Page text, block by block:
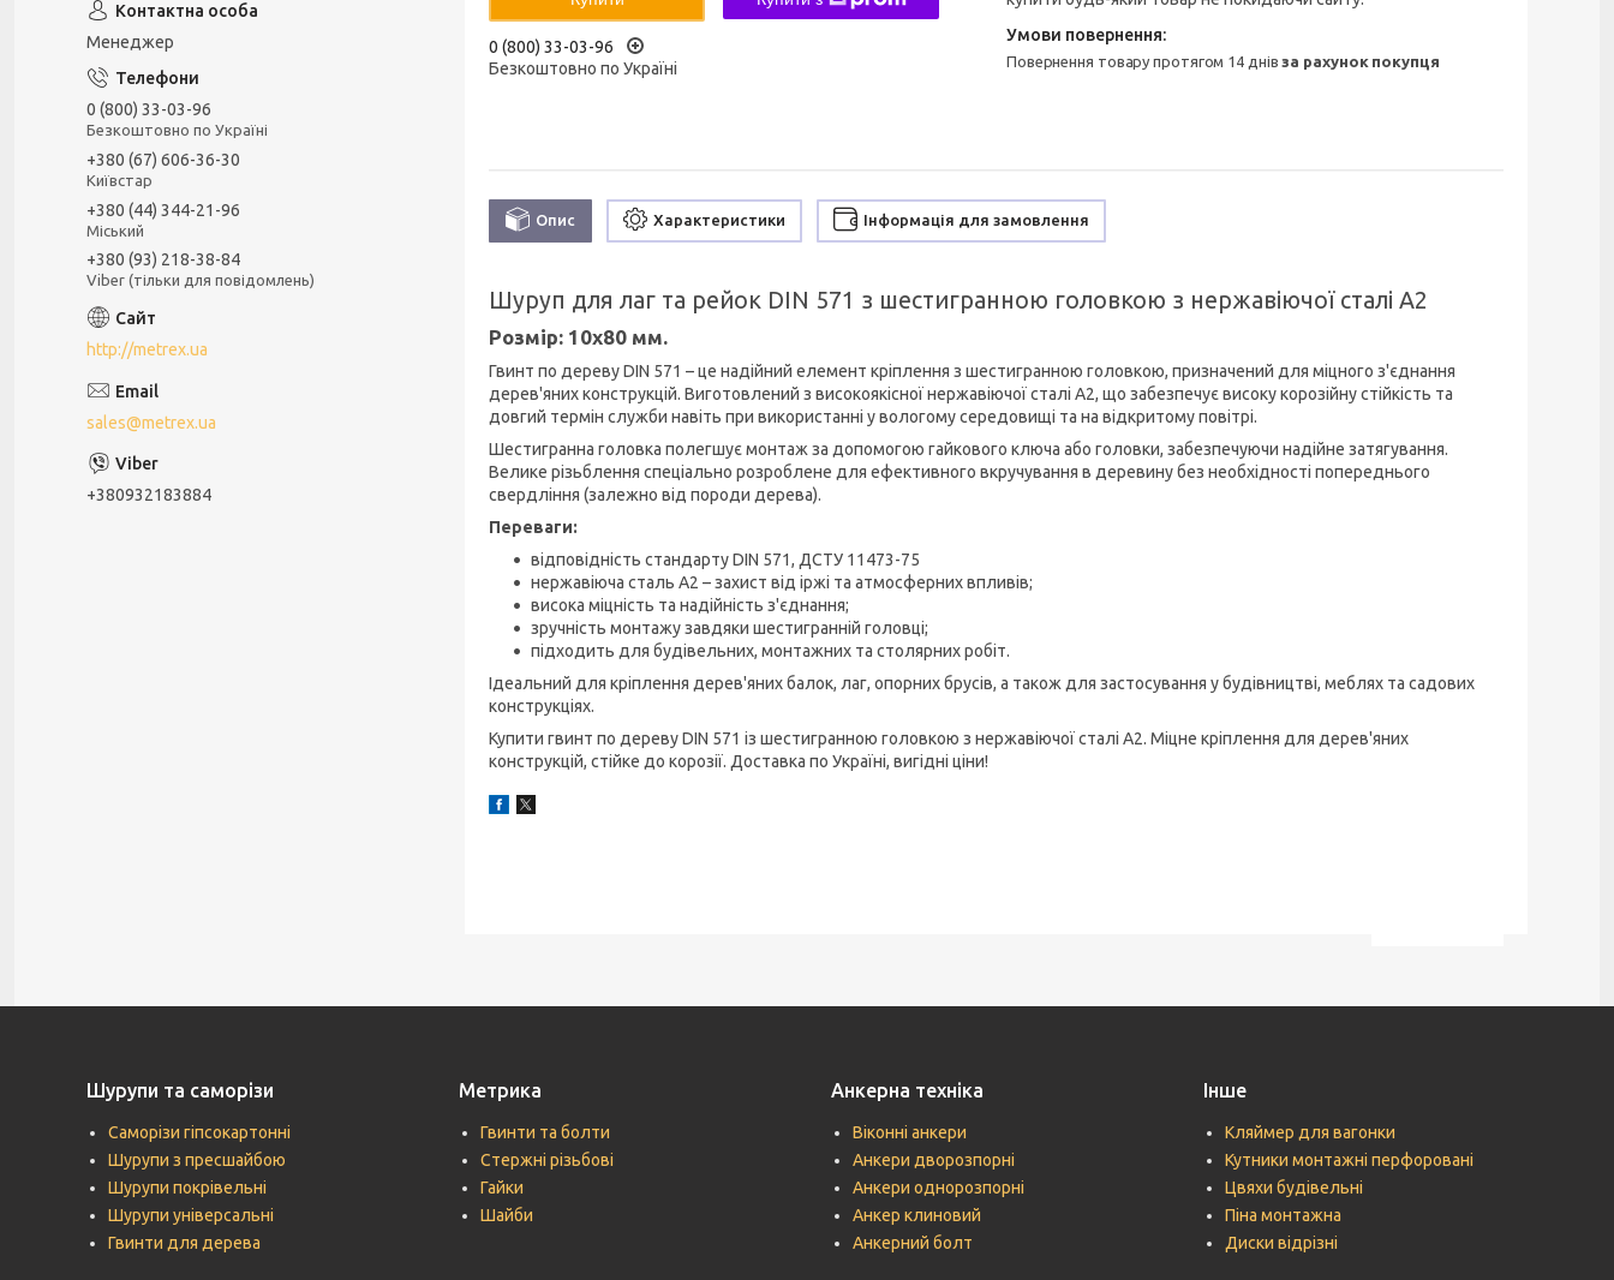
0 (800) 33-03-96
Безкоштовно по Україні
повернення товару протягом 14 днівза рахунок покупця
Опис Характеристики Інформація для замовлення
Шуруп для лаг та рейок DIN 571 з шестигранною головкою з нержавіючої сталі А2
Розмір: 10х80 мм.
Гвинт по дереву DIN 571 – це надійний елемент кріплення з шестигранною головкою, призначений для міцного з'єднання
дерев'яних конструкцій. Виготовлений з високоякісної нержавіючої сталі А2, що забезпечує високу корозійну стійкість та
довгий термін служби навіть при використанні у вологому середовищі та на відкритому повітрі.
Шестигранна головка полегшує монтаж за допомогою гайкового ключа або головки, забезпечуючи надійне затягування.
Велике різьблення спеціально розроблене для ефективного вкручування в деревину без необхідності попереднього
свердління (залежно від породи дерева).
Переваги:
відповідність стандарту DIN 571, ДСТУ 11473-75
нержавіюча сталь А2 – захист від іржі та атмосферних впливів;
висока міцність та надійність з'єднання;
зручність монтажу завдяки шестигранній головці;
підходить для будівельних, монтажних та столярних робіт.
Ідеальний для кріплення дерев'яних балок, лаг, опорних брусів, а також для застосування у будівництві, меблях та садових
конструкціях.
Купити гвинт по дереву DIN 571 із шестигранною головкою з нержавіючої сталі А2. Міцне кріплення для дерев'яних
конструкцій, стійке до корозії. Доставка по Україні, вигідні ціни!
Менеджер
0 (800) 33-03-96
Безкоштовно по Україні
+380 (67) 606-36-30
Київстар
+380 (44) 344-21-96
Міський
+380 (93) 218-38-84
Viber (тільки для повідомлень)
http://metrex.ua
sales@metrex.ua
+380932183884
Шурупи та саморізи
Саморізи гіпсокартонні
Шурупи з пресшайбою
Шурупи покрівельні
Шурупи універсальні
Гвинти для дерева
Метрика
Гвинти та болти
Стержні різьбові
Гайки
Шайби
Анкерна техніка
Віконні анкери
Анкери дворозпорні
Анкери однорозпорні
Анкер клиновий
Анкерний болт
Інше
Кляймер для вагонки
Кутники монтажні перфоровані
Цвяхи будівельні
Піна монтажна
Диски відрізні